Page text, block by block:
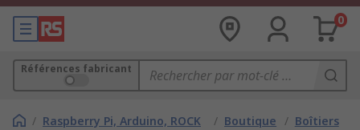
0
Références fabricant
/ Raspberry Pi, Arduino, ROCK
/ Boutique / Boîtiers